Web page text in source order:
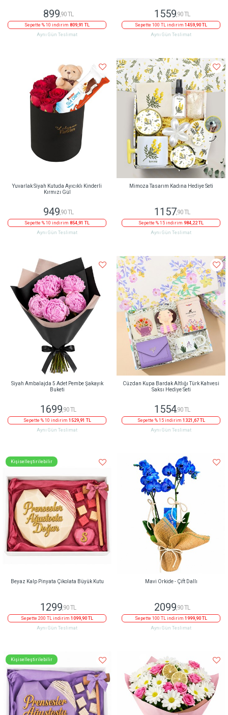
899,90 TL
Sepette % 10 indirim 809,91 TL
Aynı Gün Teslimat
1559,90 TL
Sepette 100 TL indirim 1459,90 TL
Aynı Gün Teslimat
Yuvarlak Siyah Kutuda Ayıcıklı Kinderli
Kırmızı Gül
949,90 TL
Sepette % 10 indirim 854,91 TL
Aynı Gün Teslimat
Mimoza Tasarım Kadına Hediye Seti
1157,90 TL
Sepette % 15 indirim 984,22 TL
Aynı Gün Teslimat
Siyah Ambalajda 5 Adet Pembe Şakayık
Buketi
1699,90 TL
Sepette % 10 indirim 1529,91 TL
Aynı Gün Teslimat
Cüzdan Kupa Bardak Altlığı Türk Kahvesi
Saksı Hediye Seti
1554,90 TL
Sepette % 15 indirim 1321,67 TL
Aynı Gün Teslimat
Kişiselleştirilebilir
Beyaz Kalp Pinyata Çikolata Büyük Kutu
1299 ,90 TL
Sepette 200 TL indirim 1099,90 TL
Aynı Gün Teslimat
Mavi Orkide - Çift Dallı
2099 ,90 TL
Sepette 100 TL indirim 1999,90 TL
Aynı Gün Teslimat
Kişiselleştirilebilir